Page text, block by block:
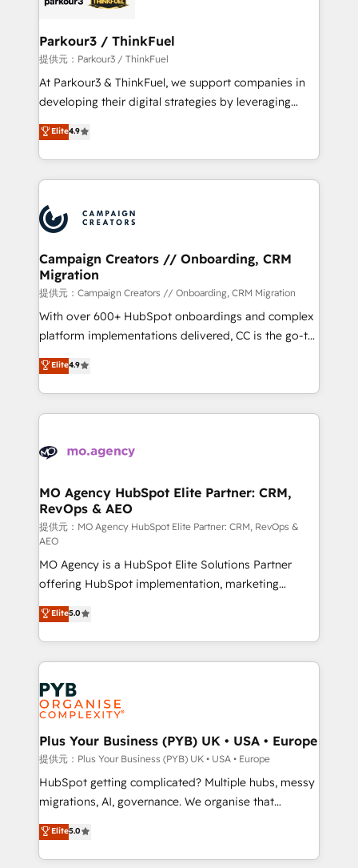
companies scale faster and smarter. 🔹 BOOMS:
Demand generation for all your buyers With BOOMS,
you invest in 100% of your buyers, accelerating your
growth and positioning yourself as an undisputed
transformation process A methodology designed to
implement HubSpot effectively and optimize your
record of business transformation, our growth-first
approach has helped brands dominate their
Parkour3 / ThinkFuel
提供元：Parkour3 / ThinkFuel
At Parkour3 & ThinkFuel, we support companies in
developing their digital strategies by leveraging
technologies and automating their marketing and
sales processes to generate growth. Our offer spans
from Strategy to Operations. We specialize in CRM
onboarding and implementation, web design, sales
extensive experience working with tech companies
and manufacturers since 2002, we are committed to
empowering our clients and developing their
autonomy. Get to grips with HubSpot through
guided implementation and seamless integration of
the CRM platform into your digital ecosystem. Would
you like support in deploying your inbound
to your needs and sales objectives. With 125+
certifications, we are part of the most certified
services are offered in both English & French.
Elite4.9
Campaign Creators // Onboarding, CRM
Migration
提供元：Campaign Creators // Onboarding, CRM Migration
With over 600+ HubSpot onboardings and complex
platform implementations delivered, CC is the go-to
Elite Solutions Partner for businesses ready to
migrate, replatform, and scale smarter. We specialize
in high-impact CRM and CMS migrations and
onboarding from platforms like Salesforce, NetSuite,
WordPress and legacy CRMs, turning fragmented
architectures that accelerate revenue operations and
performance. - Multi-object CRM migration, cleanup,
and implementation. - Pre-built and custom
integrations across your full tech stack. - Custom
object setup, CMS builds, and full-funnel automation.
- Dashboards, lifecycle campaigns, and lead
nurturing sequences. - Cross-hub setup across
Marketing, Sales, Operations, and Service Hubs. -
Ongoing optimization, managed support, and
scalable retainers. Let’s make HubSpot your most
powerful growth engine. Built to convert, scale, and
drive results.
Elite4.9
MO Agency HubSpot Elite Partner: CRM,
RevOps & AEO
提供元：MO Agency HubSpot Elite Partner: CRM, RevOps &
AEO
MO Agency is a HubSpot Elite Solutions Partner
offering HubSpot implementation, marketing
automation, CRM and RevOps consulting, data
architecture, sales enablement, lifecycle automation,
lead scoring and revenue reporting. HubSpot,
Salesforce and integrated enterprise stacks. Digital
Marketing, Answer Engine Optimisation, and
Generative Engine Optimisation (AI Search),
HubSpot Content Hub, WordPress development,
B2B SEO, paid media, and content. We work with
enterprise and growth-led companies across
technology, professional services, financial services
and industrial sectors. Offices in Johannesburg, Cape
implementations delivered. AI visibility coverage
across ChatGPT, Claude, Perplexity, Gemini and
Elite5.0
Plus Your Business (PYB) UK • USA • Europe
提供元：Plus Your Business (PYB) UK • USA • Europe
HubSpot getting complicated? Multiple hubs, messy
migrations, AI, governance. We organise that
complexity, so your team can put HubSpot to work...
Welcome to our Profile! We help with: • CRM
implementation, reports, workflows, and team
Elite5.0